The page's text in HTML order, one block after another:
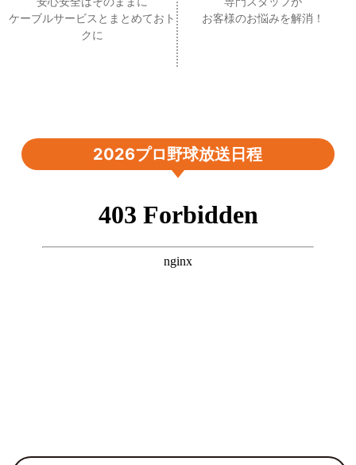
ケーブルサービスとまとめておト
クに
お客様のお悩みを解消！
2026プロ野球放送日程